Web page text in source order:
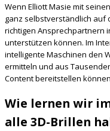
Wenn Elliott Masie mit
ganz selbstverständlich auf
richtigen Ansprechpartnern
unterstützen können. Im
intelligente Maschinen den
ermitteln und aus
Content bereitstellen
Wie lernen wir
alle 3D-Brillen